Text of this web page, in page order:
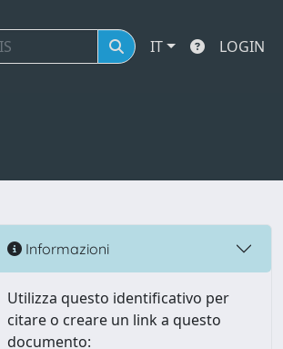
IT LOGIN
Informazioni
Utilizza questo identificativo per
citare o creare un link a questo
documento: